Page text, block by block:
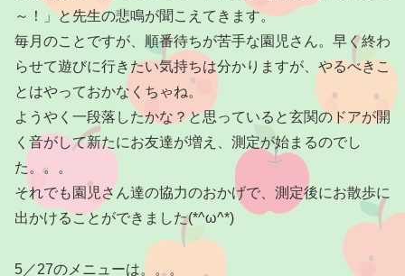
～！」と先生の悲鳴が聞こえてきます。
毎月のことですが、順番待ちが苦手な園児さん。早く終わ
らせて遊びに行きたい気持ちは分かりますが、やるべきこ
とはやっておかなくちゃね。
ようやく一段落したかな？と思っていると玄関のドアが開
く音がして新たにお友達が増え、測定が始まるのでし
た。。。
それでも園児さん達の協力のおかげで、測定後にお散歩に
出かけることができました(*^ω^*)
5／27のメニューは。。。